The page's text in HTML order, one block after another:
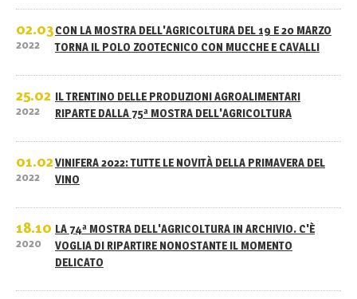
02.03
2022
CON LA MOSTRA DELL'AGRICOLTURA DEL 19 E 20 MARZO
TORNA IL POLO ZOOTECNICO CON MUCCHE E CAVALLI
25.02
2022
IL TRENTINO DELLE PRODUZIONI AGROALIMENTARI
RIPARTE DALLA 75ª MOSTRA DELL'AGRICOLTURA
01.02
2022
VINIFERA 2022: TUTTE LE NOVITÀ DELLA PRIMAVERA DEL
VINO
18.10
2020
LA 74ª MOSTRA DELL'AGRICOLTURA IN ARCHIVIO. C'È
VOGLIA DI RIPARTIRE NONOSTANTE IL MOMENTO
DELICATO